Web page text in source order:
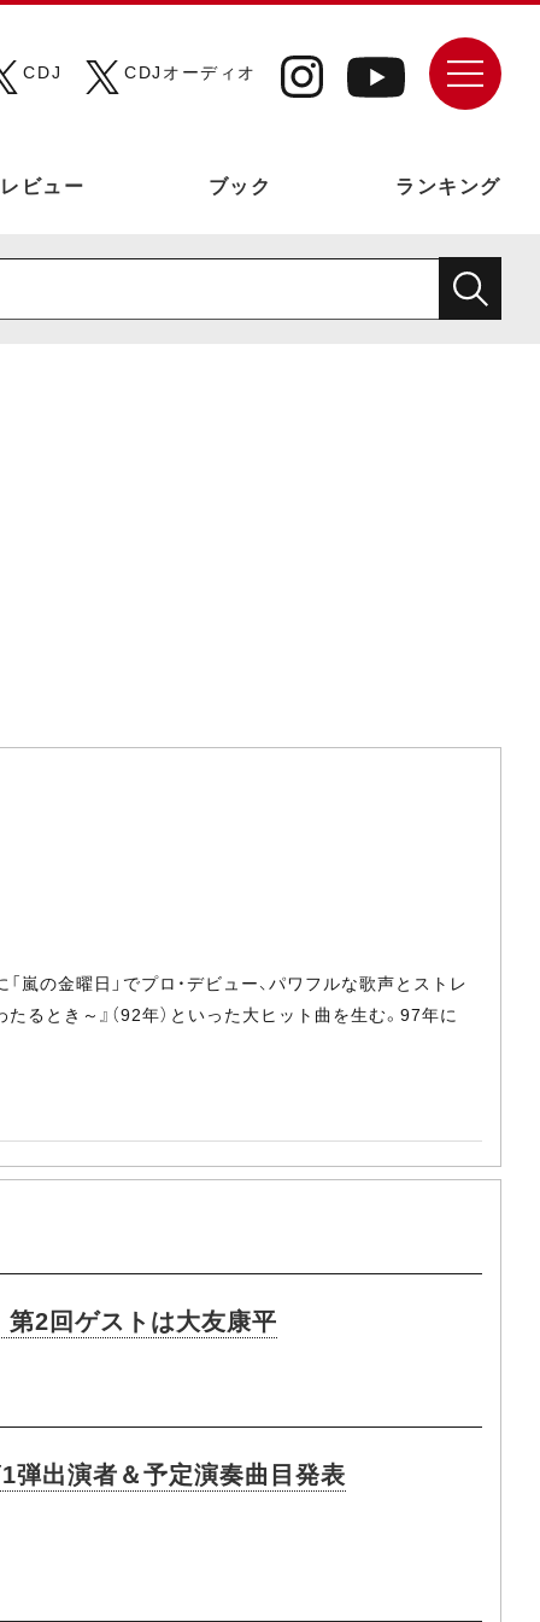
CDJ CDJオーディオ
レビュー ブック ランキング
嵐の金曜日」でプロ・デビュー、パワフルな歌声とストレ
たるとき～』（92年）といった大ヒット曲を生む。97年に
2回ゲストは大友康平
弾出演者＆予定演奏曲目発表